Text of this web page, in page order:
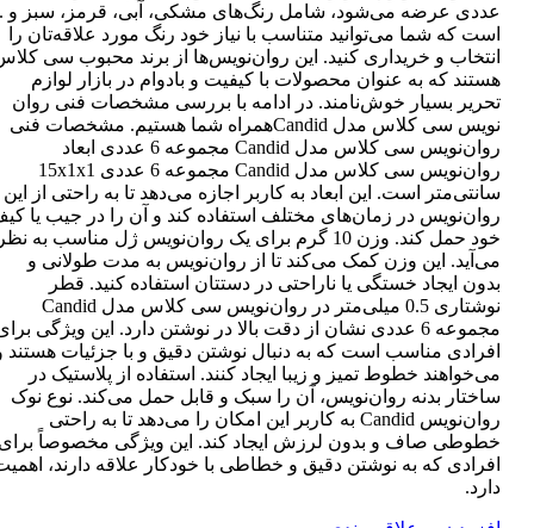
عددی عرضه می‌شود، شامل رنگ‌های مشکی، آبی، قرمز، سبز و
است که شما می‌توانید متناسب با نیاز خود رنگ مورد علاقه‌تان را
انتخاب و خریداری کنید. این روان‌نویس‌ها از برند محبوب سی
هستند که به عنوان محصولات با کیفیت و بادوام در بازار لوازم
تحریر بسیار خوش‌نامند. در ادامه با بررسی مشخصات فنی روان
نویس سی کلاس مدل Candidهمراه شما هستیم. مشخصات فنی
روان‌نویس سی کلاس مدل Candid مجموعه 6 عددی ابعاد
روان‌نویس سی کلاس مدل Candid مجموعه 6 عددی 15x1x1
سانتی‌متر است. این ابعاد به کاربر اجازه می‌دهد تا به راحتی از این
روان‌نویس در زمان‌های مختلف استفاده کند و آن را در جیب یا
خود حمل کند. وزن 10 گرم برای یک روان‌نویس ژل مناسب به
می‌آید. این وزن کمک می‌کند تا از روان‌نویس به مدت طولانی و
بدون ایجاد خستگی یا ناراحتی در دستتان استفاده کنید. قطر
نوشتاری 0.5 میلی‌متر در روان‌نویس سی کلاس مدل Candid
مجموعه 6 عددی نشان از دقت بالا در نوشتن دارد. این ویژگی
افرادی مناسب است که به دنبال نوشتن دقیق و با جزئیات هستند
می‌خواهند خطوط تمیز و زیبا ایجاد کنند. استفاده از پلاستیک در
ساختار بدنه روان‌نویس، آن را سبک و قابل حمل می‌کند. نوع نوک
روان‌نویس Candid به کاربر این امکان را می‌دهد تا به راحتی
خطوطی صاف و بدون لرزش ایجاد کند. این ویژگی مخصوصاً
افرادی که به نوشتن دقیق و خطاطی با خودکار علاقه دارند،
دارد.